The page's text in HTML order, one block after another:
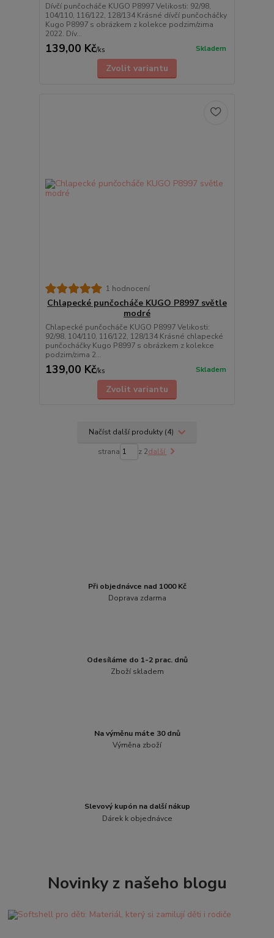
Dívčí punčocháče KUGO P8997 Velikosti: 92/98,
104/110, 116/122, 128/134 Krásné dívčí punčocháčky
Kugo P8997 s obrázkem z kolekce podzim/zima
2022. Dív...
139,00 Kč/ks Skladem
Zvolit variantu
1 hodnocení
Chlapecké punčocháče KUGO P8997 světle
modré
Chlapecké punčocháče KUGO P8997 Velikosti:
92/98, 104/110, 116/122, 128/134 Krásné chlapecké
punčocháčky Kugo P8997 s obrázkem z kolekce
podzim/zima 2...
139,00 Kč/ks Skladem
Zvolit variantu
Načíst další produkty (4)
strana z 2další
Při objednávce nad 1000 Kč
Doprava zdarma
Odesíláme do 1-2 prac. dnů
Zboží skladem
Na výměnu máte 30 dnů
Výměna zboží
Slevový kupón na další nákup
Dárek k objednávce
Novinky z našeho blogu